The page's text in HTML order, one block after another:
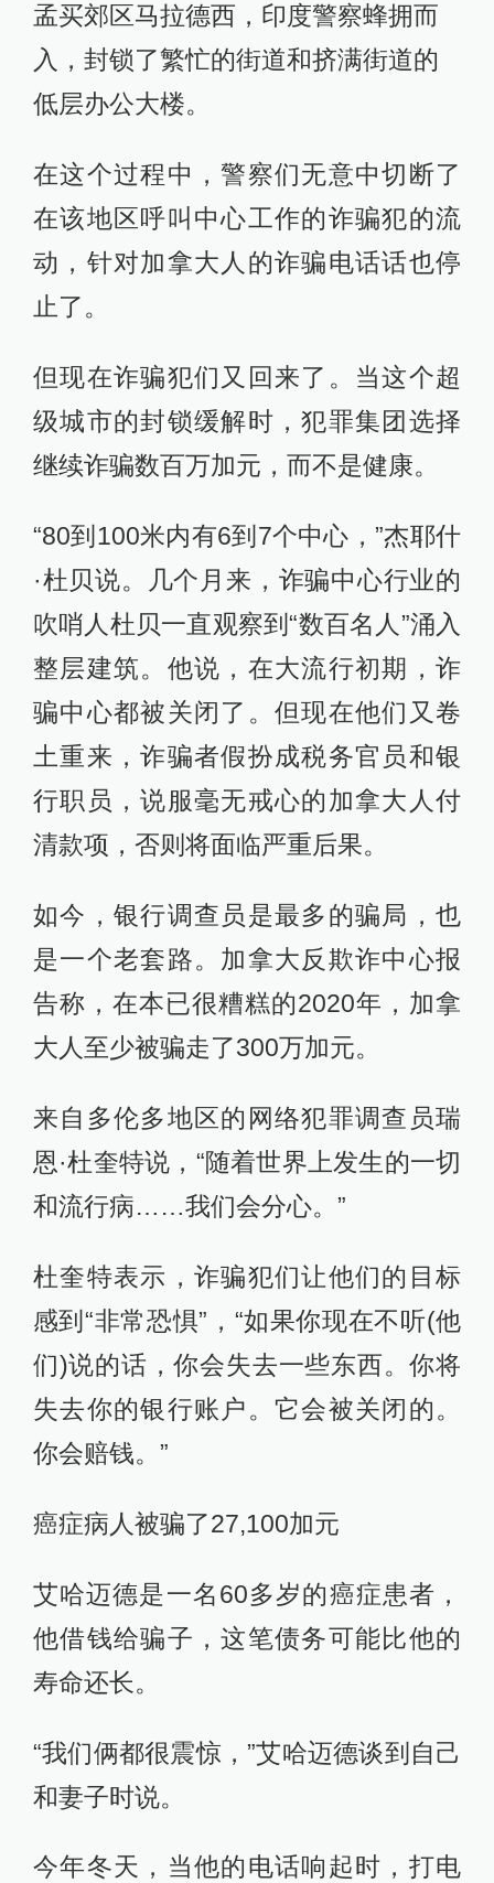
孟买郊区马拉德西，印度警察蜂拥而
入，封锁了繁忙的街道和挤满街道的
低层办公大楼。
在这个过程中，警察们无意中切断了
在该地区呼叫中心工作的诈骗犯的流
动，针对加拿大人的诈骗电话话也停
止了。
但现在诈骗犯们又回来了。当这个超
级城市的封锁缓解时，犯罪集团选择
继续诈骗数百万加元，而不是健康。
“80到100米内有6到7个中心，”杰耶什
·杜贝说。几个月来，诈骗中心行业的
吹哨人杜贝一直观察到“数百名人”涌入
整层建筑。他说，在大流行初期，诈
骗中心都被关闭了。但现在他们又卷
土重来，诈骗者假扮成税务官员和银
行职员，说服毫无戒心的加拿大人付
清款项，否则将面临严重后果。
如今，银行调查员是最多的骗局，也
是一个老套路。加拿大反欺诈中心报
告称，在本已很糟糕的2020年，加拿
大人至少被骗走了300万加元。
来自多伦多地区的网络犯罪调查员瑞
恩·杜奎特说，“随着世界上发生的一切
和流行病……我们会分心。”
杜奎特表示，诈骗犯们让他们的目标
感到“非常恐惧”，“如果你现在不听(他
们)说的话，你会失去一些东西。你将
失去你的银行账户。它会被关闭的。
你会赔钱。”
癌症病人被骗了27,100加元
艾哈迈德是一名60多岁的癌症患者，
他借钱给骗子，这笔债务可能比他的
寿命还长。
“我们俩都很震惊，”艾哈迈德谈到自己
和妻子时说。
今年冬天，当他的电话响起时，打电